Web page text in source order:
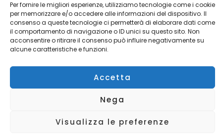
Per fornire le migliori esperienze, utilizziamo tecnologie come i cookie
per memorizzare e/o accedere alle informazioni del dispositivo. Il
consenso a queste tecnologie ci permetterà di elaborare dati come
il comportamento di navigazione o ID unici su questo sito. Non
acconsentire o ritirare il consenso può influire negativamente su
alcune caratteristiche e funzioni.
Accetta
Nega
Visualizza le preferenze
Codice fiscale:93029940694
F
a
c
e
o
o
k
I
n
s
g
r
a
m
Requisti tecnici
srl